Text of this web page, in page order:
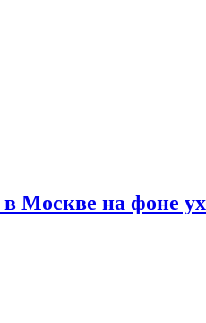
Москве на фоне